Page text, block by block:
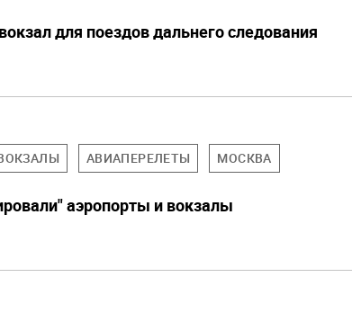
для поездов дальнего следования
АВИАПЕРЕЛЕТЫ МОСКВА
аэропорты и вокзалы